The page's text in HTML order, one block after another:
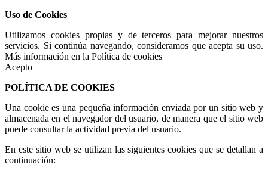
Uso de Cookies
Utilizamos cookies propias y de terceros para mejorar nuestros
servicios. Si continúa navegando, consideramos que acepta su uso.
Más información en la Política de cookies
Acepto
POLÍTICA DE COOKIES
Una cookie es una pequeña información enviada por un sitio web y
almacenada en el navegador del usuario, de manera que el sitio web
puede consultar la actividad previa del usuario.
En este sitio web se utilizan las siguientes cookies que se detallan a
continuación: